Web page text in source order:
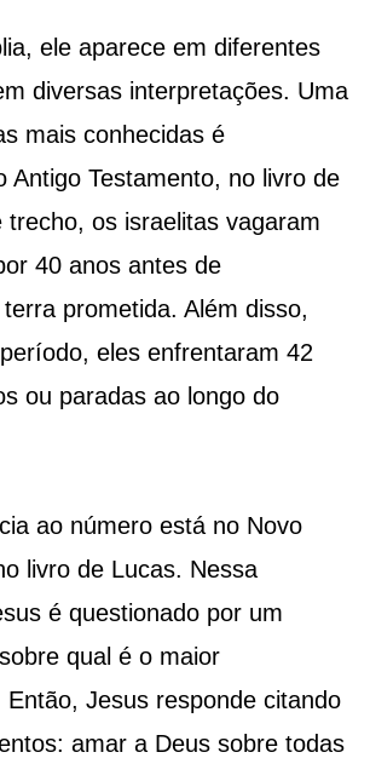
ele aparece em diferentes
diversas interpretações. Uma
mais conhecidas é
Antigo Testamento, no livro de
trecho, os israelitas vagaram
40 anos antes de
prometida. Além disso,
eles enfrentaram 42
ou paradas ao longo do
ao número está no Novo
livro de Lucas. Nessa
é questionado por um
qual é o maior
Então, Jesus responde citando
amar a Deus sobre todas